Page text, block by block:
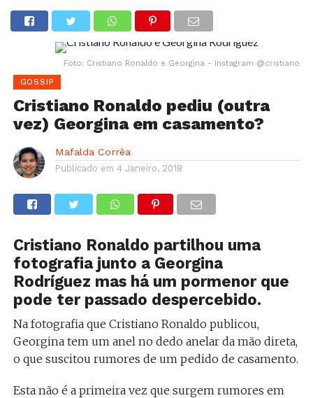
Foto: Cristiano Ronaldo e Georgina - Instagram @cristiano
GOSSIP
Cristiano Ronaldo pediu (outra
vez) Georgina em casamento?
Mafalda Corrêa
Publicado em 4 Janeiro, 2018
Cristiano Ronaldo partilhou uma
fotografia junto a Georgina
Rodríguez mas há um pormenor que
pode ter passado despercebido.
Na fotografia que Cristiano Ronaldo publicou,
Georgina tem um anel no dedo anelar da mão direta,
o que suscitou rumores de um pedido de casamento.
Esta não é a primeira vez que surgem rumores em